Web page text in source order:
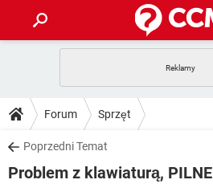
GRY
SPOTIFY
INSTAGRAM
PORADY
PlayStation
DO POBRANIA
ANDROID
Forum Sprzęt
Poprzedni Temat
Problem z klawiaturą,